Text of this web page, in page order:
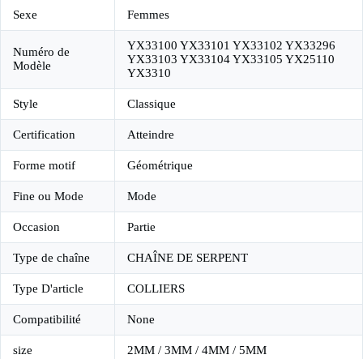
Sexe Femmes
Numéro de
Modèle
YX33100 YX33101 YX33102 YX33296
YX33103 YX33104 YX33105 YX25110
YX3310
Style Classique
Certification Atteindre
Forme motif Géométrique
Fine ou Mode Mode
Occasion Partie
Type de chaîne CHAÎNE DE SERPENT
Type D'article COLLIERS
Compatibilité None
size 2MM / 3MM / 4MM / 5MM